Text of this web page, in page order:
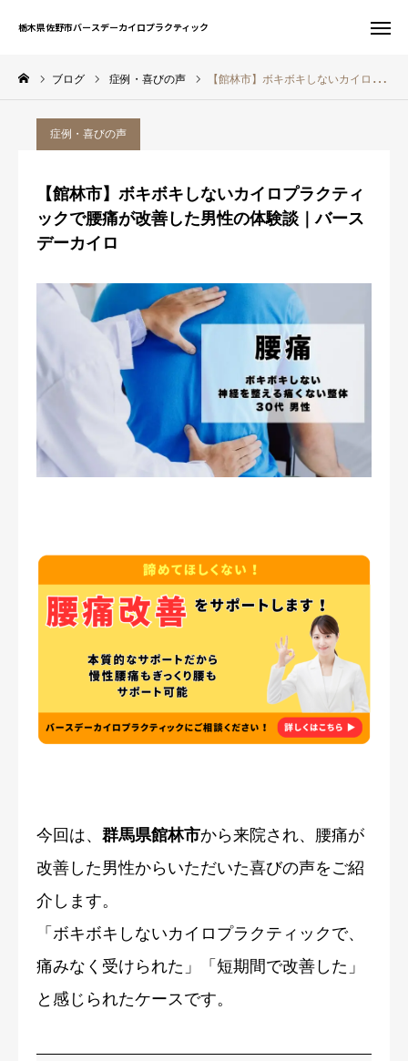
栃木県佐野市バースデーカイロプラクティック
ブログ 症例・喜びの声 【館林市】ボキボキしないカイロプラクティックで腰痛が改善した男性の体験談｜バースデーカイロ
症例・喜びの声
【館林市】ボキボキしないカイロプラクティ
ックで腰痛が改善した男性の体験談｜バース
デーカイロ
今回は、 群馬県館林市から来院され、腰痛が
改善した男性からいただいた喜びの声をご紹
介します。
「ボキボキしないカイロプラクティックで、
痛みなく受けられた」「短期間で改善した」
と感じられたケースです。
栃木県佐野市バースデーカイロプラクティック
お問い合わせ
サイト一覧
初めての方へ
当院について
症状別案内
症例・喜びの声